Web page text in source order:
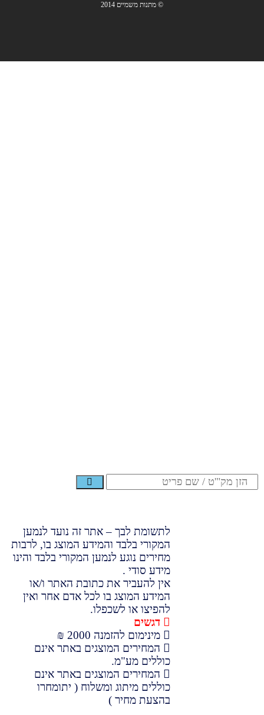
© מתנות משמיים 2014
לתשומת לבך – אתר זה נועד לנמען
המקורי בלבד והמידע המוצג בו, לרבות
מחירים נוגע לנמען המקורי בלבד והינו
מידע סודי .
אין להעביר את כתובת האתר ו/או
המידע המוצג בו לכל אדם אחר ואין
להפיצו או לשכפלו.
דגשים
מינימום להזמנה 2000 ₪
המחירים המוצגים באתר אינם
כוללים מע"מ.
המחירים המוצגים באתר אינם
כוללים מיתוג ומשלוח ( יתומחרו
בהצעת מחיר )